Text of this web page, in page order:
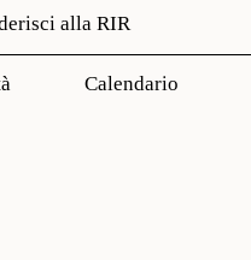
alla RIR
Calendario